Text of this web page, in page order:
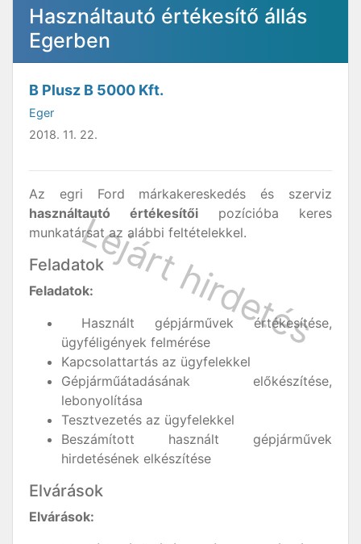
Használtautó értékesítő állás
Egerben
B Plusz B 5000 Kft.
Eger
2018. 11. 22.
Az egri Ford márkakereskedés és szerviz
használtautó értékesítői pozícióba keres
munkatársat az alábbi feltételekkel.
Feladatok
Feladatok:
Használt gépjárművek értékesítése,
ügyféligények felmérése
Kapcsolattartás az ügyfelekkel
Gépjárműátadásának előkészítése,
lebonyolítása
Tesztvezetés az ügyfelekkel
Beszámított használt gépjárművek
hirdetésének elkészítése
Elvárások
Elvárások: